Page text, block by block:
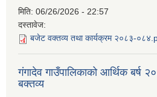
मिति: 06/26/2026 - 22:57
दस्तावेज:
बजेट वक्तव्य तथा कार्यक्रम २०८३-
गंगादेव गाउँपालिकाको आर्थिक बर्ष
बक्तव्य